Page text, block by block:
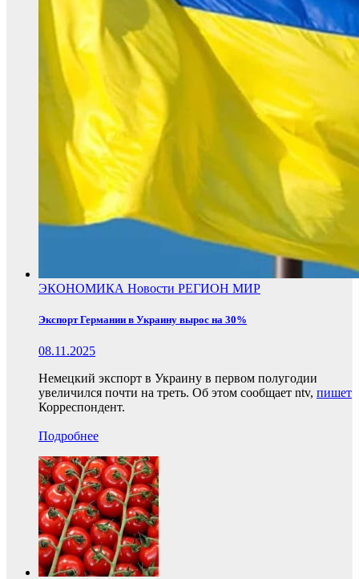
ЭКОНОМИКА Новости РЕГИОН МИР
Экспорт Германии в Украину вырос на 30%
08.11.2025
Немецкий экспорт в Украину в первом полугодии
увеличился почти на треть. Об этом сообщает ntv, пишет
Корреспондент.
Подробнее